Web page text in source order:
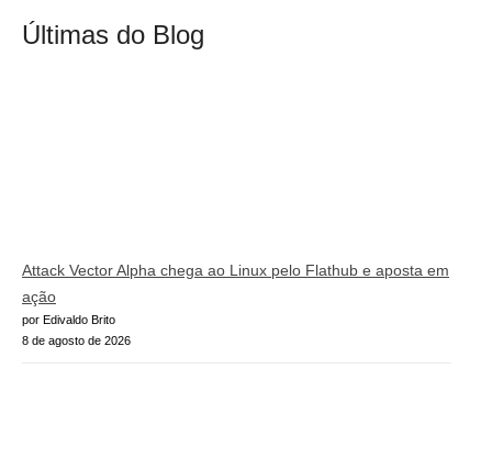
Últimas do Blog
Attack Vector Alpha chega ao Linux pelo Flathub e aposta em
ação
por Edivaldo Brito
8 de agosto de 2026